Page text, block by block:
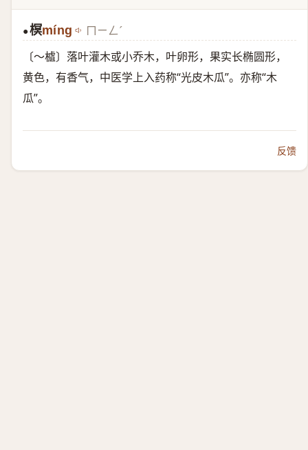
●榠míng ㄇㄧㄥˊ
〔～樝〕落叶灌木或小乔木，叶卵形，果实长椭圆形，
黄色，有香气，中医学上入药称“光皮木瓜”。亦称“木
瓜”。
反馈